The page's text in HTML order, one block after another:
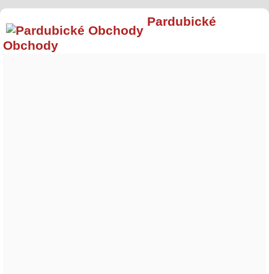
Pardubické
Obchody